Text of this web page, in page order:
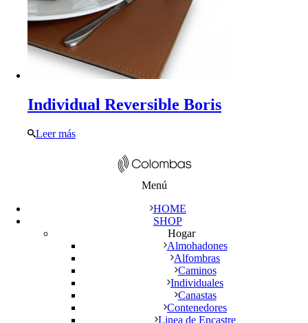
Individual Reversible Boris
Leer más
Menú
HOME
SHOP
Hogar
Almohadones
Alfombras
Caminos
Individuales
Canastas
Contenedores
Linea de Encastre